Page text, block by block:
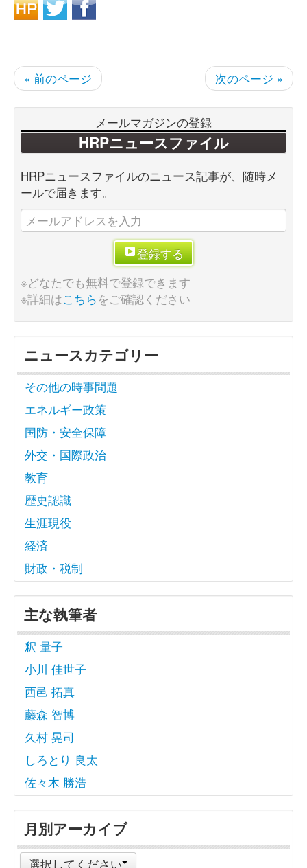
« 前のページ 次のページ »
メールマガジンの登録
HRPニュースファイル
HRPニュースファイルのニュース記事が、随時メ
ールで届きます。
登録する
※どなたでも無料で登録できます
※詳細はこちらをご確認ください
ニュースカテゴリー
その他の時事問題
エネルギー政策
国防・安全保障
外交・国際政治
教育
歴史認識
生涯現役
経済
財政・税制
主な執筆者
釈 量子
小川 佳世子
西邑 拓真
藤森 智博
久村 晃司
しろとり 良太
佐々木 勝浩
月別アーカイブ
選択してください